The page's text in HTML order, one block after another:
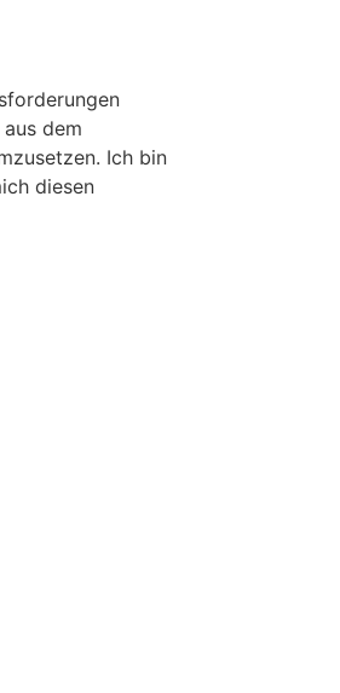
dem
Ich bin
diesen